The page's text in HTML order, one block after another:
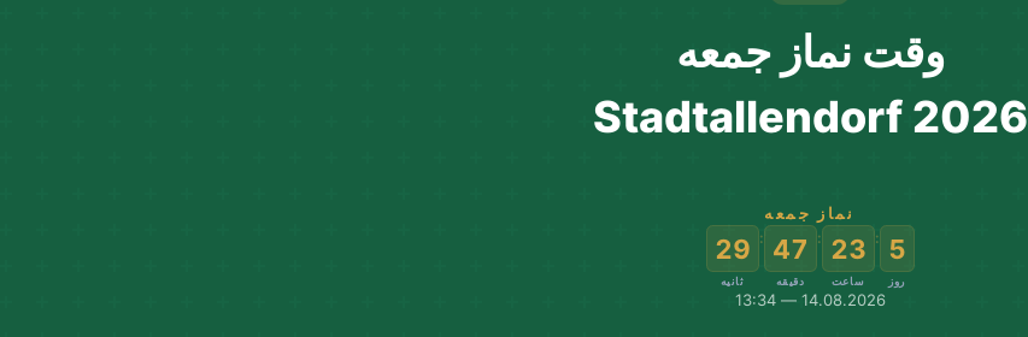
وقت نماز جمعه
Stadtallendorf 2026
نماز جمعه
5
روز
:
23
ساعت
:
47
دقیقه
:
28
ثانیه
14.08.2026 — 13:34